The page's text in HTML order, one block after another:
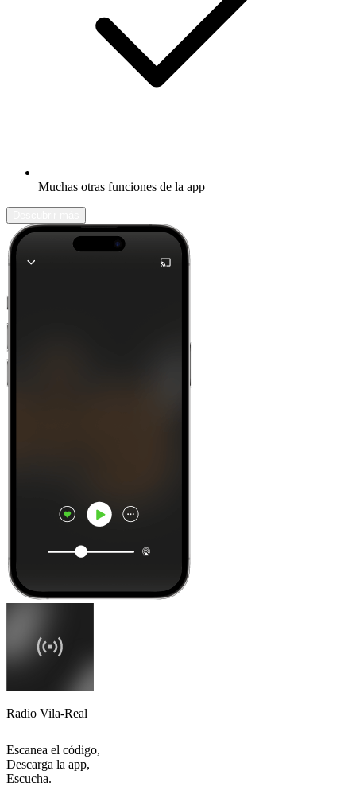
Muchas otras funciones de la app
Radio Vila-Real
Escanea el código,
Descarga la app,
Escucha.